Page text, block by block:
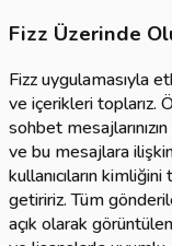
Fizz Üzerinde
Fizz uygulamasıyla
ve içerikleri toplarız.
sohbet
ve bu mesajlara
kullanıcıların
getiririz. Tüm
açık olarak